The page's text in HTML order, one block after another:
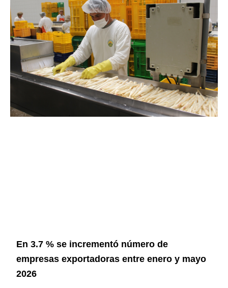
En 3.7 % se incrementó número de
empresas exportadoras entre enero y mayo
2026